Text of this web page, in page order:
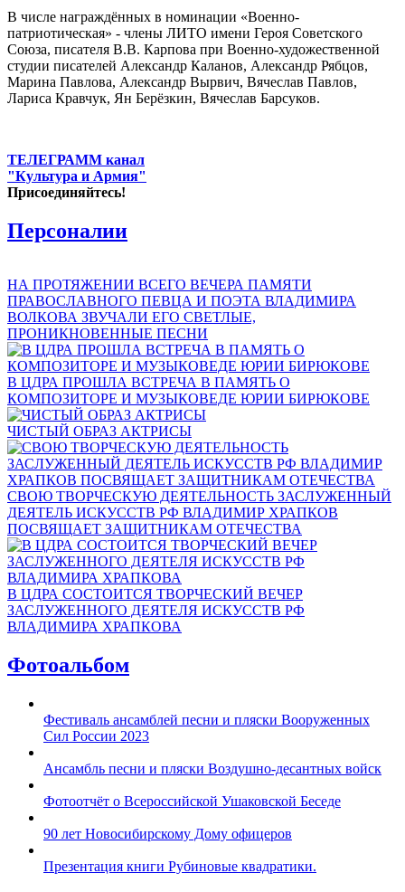
В числе награждённых в номинации «Военно-
патриотическая» - члены ЛИТО имени Героя Советского
Союза, писателя В.В. Карпова при Военно-художественной
студии писателей Александр Каланов, Александр Рябцов,
Марина Павлова, Александр Вырвич, Вячеслав Павлов,
Лариса Кравчук, Ян Берёзкин, Вячеслав Барсуков.
ТЕЛЕГРАММ канал
"Культура и Армия"
Присоединяйтесь!
Персоналии
НА ПРОТЯЖЕНИИ ВСЕГО ВЕЧЕРА ПАМЯТИ
ПРАВОСЛАВНОГО ПЕВЦА И ПОЭТА ВЛАДИМИРА
ВОЛКОВА ЗВУЧАЛИ ЕГО СВЕТЛЫЕ,
ПРОНИКНОВЕННЫЕ ПЕСНИ
В ЦДРА ПРОШЛА ВСТРЕЧА В ПАМЯТЬ О
КОМПОЗИТОРЕ И МУЗЫКОВЕДЕ ЮРИИ БИРЮКОВЕ
ЧИСТЫЙ ОБРАЗ АКТРИСЫ
СВОЮ ТВОРЧЕСКУЮ ДЕЯТЕЛЬНОСТЬ ЗАСЛУЖЕННЫЙ
ДЕЯТЕЛЬ ИСКУССТВ РФ ВЛАДИМИР ХРАПКОВ
ПОСВЯЩАЕТ ЗАЩИТНИКАМ ОТЕЧЕСТВА
В ЦДРА СОСТОИТСЯ ТВОРЧЕСКИЙ ВЕЧЕР
ЗАСЛУЖЕННОГО ДЕЯТЕЛЯ ИСКУССТВ РФ
ВЛАДИМИРА ХРАПКОВА
Фотоальбом
Фестиваль ансамблей песни и пляски Вооруженных
Сил России 2023
Ансамбль песни и пляски Воздушно-десантных войск
Фотоотчёт о Всероссийской Ушаковской Беседе
90 лет Новосибирскому Дому офицеров
Презентация книги Рубиновые квадратики.